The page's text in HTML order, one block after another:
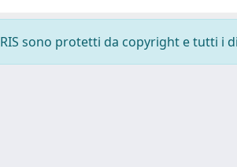
sono protetti da copyright e tutti i